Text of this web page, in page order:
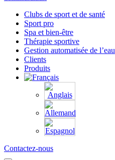
Clubs de sport et de santé
Sport pro
Spa et bien-être
Thérapie sportive
Gestion automatisée de l’eau
Clients
Produits
Contactez-nous